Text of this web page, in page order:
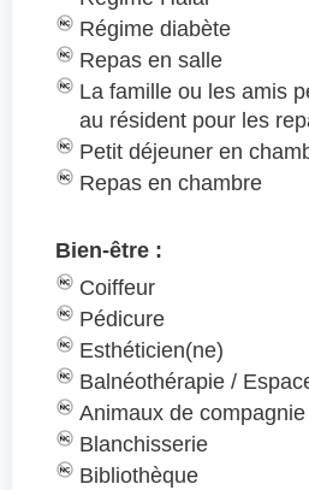
Régime diabète
Repas en salle
La famille ou les amis
au résident pour les
Petit déjeuner en
Repas en chambre
Bien-être :
Coiffeur
Pédicure
Esthéticien(ne)
Balnéothérapie /
Animaux de
Blanchisserie
Bibliothèque